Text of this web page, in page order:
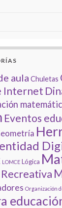
aula Chuletas
Internet
Eventos
LOMCE Lógica
Organización